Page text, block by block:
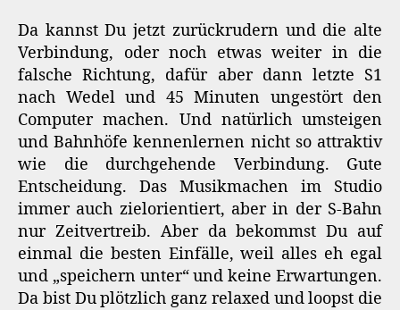
Da kannst Du jetzt zurückrudern und die alte
Verbindung, oder noch etwas weiter in die
falsche Richtung, dafür aber dann letzte S1
nach Wedel und 45 Minuten ungestört den
Computer machen. Und natürlich umsteigen
und Bahnhöfe kennenlernen nicht so attraktiv
wie die durchgehende Verbindung. Gute
Entscheidung. Das Musikmachen im Studio
immer auch zielorientiert, aber in der S-Bahn
nur Zeitvertreib. Aber da bekommst Du auf
einmal die besten Einfälle, weil alles eh egal
und „speichern unter“ und keine Erwartungen.
Da bist Du plötzlich ganz relaxed und loopst die